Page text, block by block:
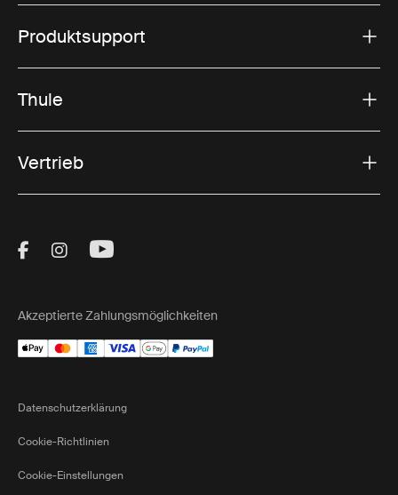
Produktsupport
Thule
Vertrieb
Visit Thule on Facebook (external link)
Visit Thule on Instagram (external link)
Visit Thule on Youtube (external
Akzeptierte Zahlungsmöglichkeiten
Datenschutzerklärung
Cookie-Richtlinien
Cookie-Einstellungen